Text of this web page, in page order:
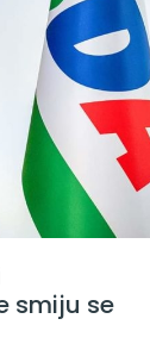
smiju se